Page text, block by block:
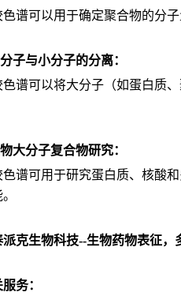
色谱可以用于确定聚合物的分
子与小分子的分离：
色谱可以将大分子（如蛋白质
大分子复合物研究：
色谱可用于研究蛋白质、核酸
派克生物科技--生物药物表征
务：